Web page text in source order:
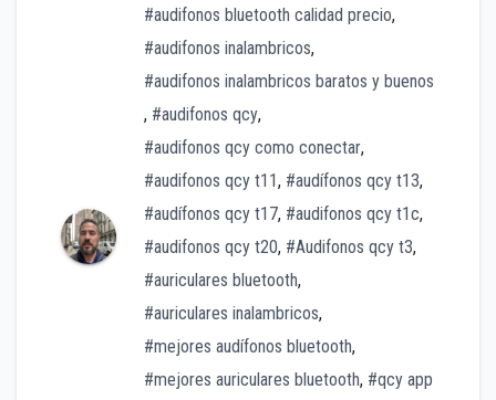
#audifonos bluetooth calidad precio,
#audifonos inalambricos,
#audifonos inalambricos baratos y buenos
, #audifonos qcy,
#audifonos qcy como conectar,
#audifonos qcy t11, #audífonos qcy t13,
#audífonos qcy t17, #audifonos qcy t1c,
#audifonos qcy t20, #Audifonos qcy t3,
#auriculares bluetooth,
#auriculares inalambricos,
#mejores audífonos bluetooth,
#mejores auriculares bluetooth, #qcy app